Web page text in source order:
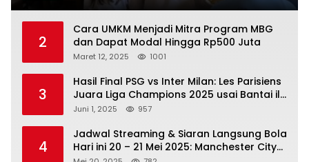
2
Cara UMKM Menjadi Mitra Program MBG
dan Dapat Modal Hingga Rp500 Juta
Maret 12, 2025 1001
3
Hasil Final PSG vs Inter Milan: Les Parisiens
Juara Liga Champions 2025 usai Bantai il
Nerazzurri
Juni 1, 2025 957
4
Jadwal Streaming & Siaran Langsung Bola
Hari ini 20 – 21 Mei 2025: Manchester City